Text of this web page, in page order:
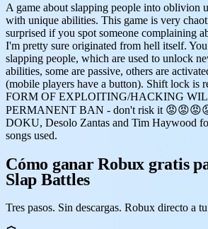
A game about slapping people into oblivion
with unique abilities. This game is very
surprised if you spot someone complaining
I'm pretty sure originated from hell itself.
slapping people, which are used to unlock
abilities, some are passive, others are
(mobile players have a button). Shift lock is
FORM OF EXPLOITING/HACKING
PERMANENT BAN - don't risk it
DOKU, Desolo Zantas and Tim Haywood
songs used.
Cómo ganar Robux gratis
Slap Battles
Tres pasos. Sin descargas. Robux directo a